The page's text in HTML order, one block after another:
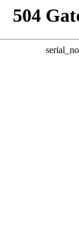
504